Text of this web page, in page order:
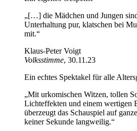
„[…] die Mädchen und Jungen
Unterhaltung pur, klatschen bei
mit.“
Klaus-Peter Voigt
Volksstimme, 30.11.23
Ein echtes Spektakel für alle
„Mit urkomischen Witzen, tollen
Lichteffekten und einem wertigen
überzeugt das Schauspiel auf
keiner Sekunde langweilig.“